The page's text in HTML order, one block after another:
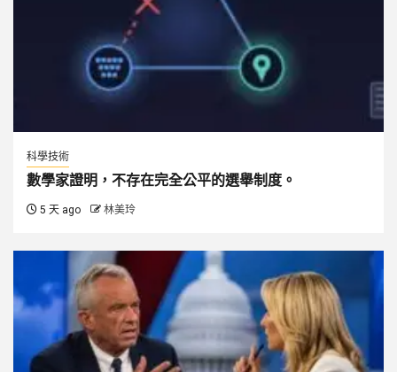
科學技術
數學家證明，不存在完全公平的選舉制度。
5 天 ago 林美玲